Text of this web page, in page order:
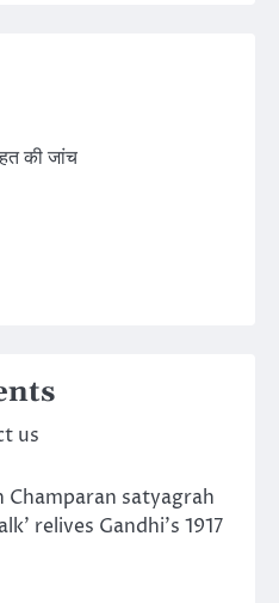
की जांच
us
Champaran satyagrah
relives Gandhi’s 1917